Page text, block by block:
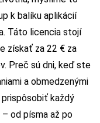
k balíku aplikácií
Táto licencia stojí
získať za 22 € za
Preč sú dni, keď ste
a obmedzenými
každý
od písma až po